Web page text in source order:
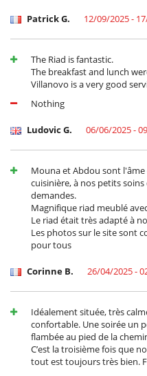
Aire acondicionado sólo en las
Comedor
Gran patio interior
Reverse cycle air conditioner
Salón TV
Terrazas
Bed & Breakfast
Personal
Cocinero
Mayordomo
Personal doméstico
Señora de la limpieza
Patrick G. 12/09/2025 -
The Riad is fantastic.
The breakfast and lunch
Villanovo is a very good
Nothing
Ludovic G. 06/06/2025 -
Mouna et Abdou sont
cuisinière, à nos petits
demandes.
Magnifique riad meublé
Le riad était très adapté à
Les photos sur le site sont
pour tous
Corinne B. 26/04/2025 -
Idéalement située, très
confortable. Une soirée un
flambée au pied de la
C’est la troisième fois que
tout est toujours très bien.